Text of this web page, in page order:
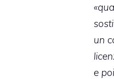
un
e